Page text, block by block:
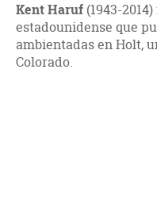
Kent Haruf (1943-
estadounidense que
ambientadas en Holt,
Colorado.